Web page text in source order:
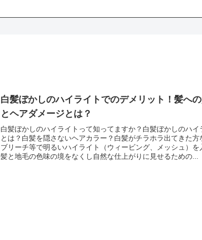
白髪ぼかしのハイライトでのデメリット！髪へ
とヘアダメージとは？
白髪ぼかしのハイライトって知ってますか？白髪ぼかしのハイ
とは？白髪を隠さないヘアカラー？白髪がチラホラ出てきた方
ブリーチ等で明るいハイライト（ウィービング、メッシュ）を
髪と地毛の色味の境をなくし自然な仕上がりに見せるための...